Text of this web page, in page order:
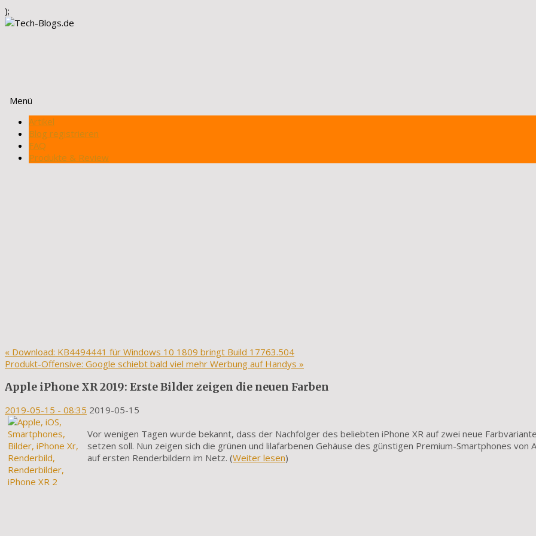
);
Menü
Zum
Inhalt
springen
Artikel
Blog registrieren
FAQ
Produkte & Review
« Download: KB4494441 für Windows 10 1809 bringt Build 17763.504
Produkt-Offensive: Google schiebt bald viel mehr Werbung auf Handys »
Apple iPhone XR 2019: Erste Bilder zeigen die neuen Farben
2019-05-15 - 08:35 2019-05-15
Vor wenigen Tagen wurde bekannt, dass der Nachfolger des beliebten iPhone XR auf zwei neue
setzen soll. Nun zeigen sich die grünen und lilafarbenen Gehäuse des günstigen Premium-Smartphones von
auf ersten Renderbildern im Netz. (Weiter lesen)